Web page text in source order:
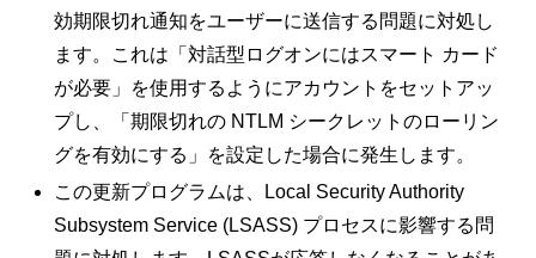
効期限切れ通知をユーザーに送信する問題に対処し
ます。これは「対話型ログオンにはスマート カード
が必要」を使用するようにアカウントをセットアッ
プし、「期限切れの NTLM シークレットのローリン
グを有効にする」を設定した場合に発生します。
この更新プログラムは、Local Security Authority
Subsystem Service (LSASS) プロセスに影響する問